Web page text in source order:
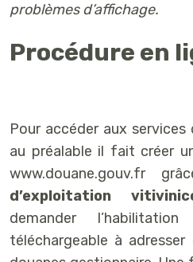
problèmes d’affichage.
Procédure en
Pour accéder aux
au préalable il fait créer
www.douane.gouv.fr
d’exploitation
demander
téléchargeable à